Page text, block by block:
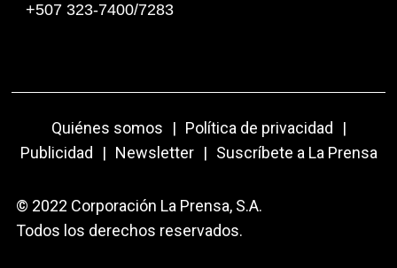
+507 323-7400/7283
Quiénes somos | Política de privacidad
|
Publicidad
| Newsletter | Suscríbete a La Prensa
© 2022 Corporación La Prensa, S.A.
Todos los derechos reservados.